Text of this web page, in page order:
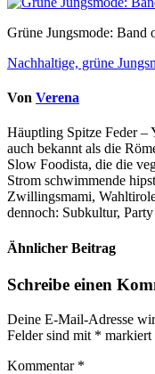
Grüne Jungsmode: Band
Nachhaltige, grüne
Von Verena
Häuptling Spitze Feder –
auch bekannt als die
Slow Foodista, die die
Strom schwimmende
Zwillingsmami,
dennoch: Subkultur,
Ähnlicher Beitrag
Schreibe einen
Deine E-Mail-Adresse
Felder sind mit * markiert
Kommentar *